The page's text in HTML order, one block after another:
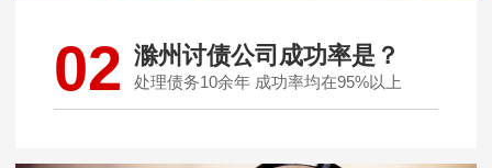
02 滁州讨债公司成功率是？
处理债务10余年 成功率均在95%以上